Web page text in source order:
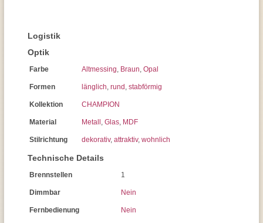
Logistik
Optik
Farbe Altmessing, Braun, Opal
Formen länglich, rund , stabförmig
Kollektion CHAMPION
Material Metall , Glas, MDF
Stilrichtung dekorativ, attraktiv, wohnlich
Technische Details
Brennstellen 1
Dimmbar Nein
Fernbedienung Nein